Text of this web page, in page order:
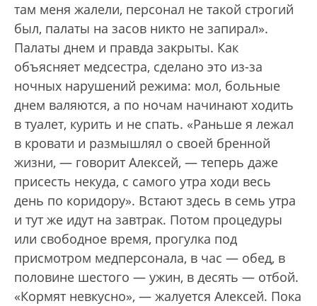
там меня жалели, персонал не такой строгий
был, палаты на засов никто не запирал».
Палаты днем и правда закрыты. Как
объясняет медсестра, сделано это из-за
ночных нарушений режима: мол, больные
днем валяются, а по ночам начинают ходить
в туалет, курить и не спать. «Раньше я лежал
в кровати и размышлял о своей бренной
жизни, — говорит Алексей, — теперь даже
присесть некуда, с самого утра ходи весь
день по коридору». Встают здесь в семь утра
и тут же идут на завтрак. Потом процедуры
или свободное время, прогулка под
присмотром медперсонала, в час — обед, в
половине шестого — ужин, в десять — отбой.
«Кормят невкусно», — жалуется Алексей. Пока